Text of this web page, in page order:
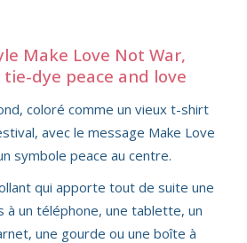
Make Love Not War,
dye peace and love
coloré comme un vieux t-shirt
avec le message Make Love
symbole peace au centre.
qui apporte tout de suite une
à un téléphone, une tablette, un
une gourde ou une boîte à